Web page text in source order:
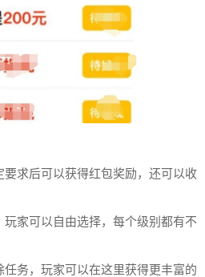
求后可以获得红包奖励，还可以收
家可以自由选择，每个级别都有不
务，玩家可以在这里获得更丰富的